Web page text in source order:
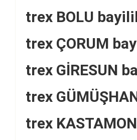
trex BOLU
trex ÇORUM
trex GİRESUN
trex
trex